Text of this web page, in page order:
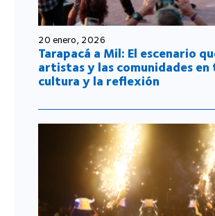
20 enero, 2026
Tarapacá a Mil: El escenario
artistas y las comunidades en
cultura y la reflexión